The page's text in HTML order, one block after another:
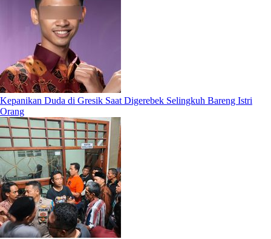
Kepanikan Duda di Gresik Saat Digerebek Selingkuh Bareng Istri
Orang